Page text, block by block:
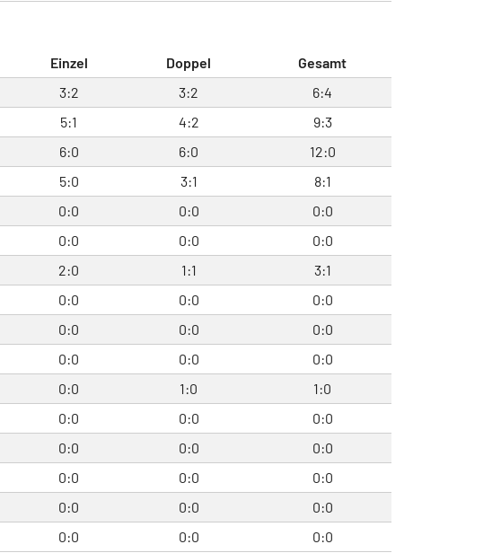
Einzel Doppel
Gesamt
3:2 3:2
6:4
5:1 4:2
9:3
6:0 6:0
12:0
5:0 3:1
8:1
0:0 0:0
0:0
0:0 0:0
0:0
2:0 1:1
3:1
0:0 0:0
0:0
0:0 0:0
0:0
0:0 0:0
0:0
0:0 1:0
1:0
0:0 0:0
0:0
0:0 0:0
0:0
0:0 0:0
0:0
0:0 0:0
0:0
0:0 0:0 0:0